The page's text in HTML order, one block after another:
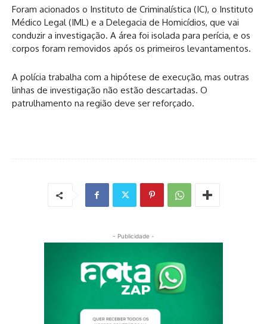
Foram acionados o Instituto de Criminalística (IC), o Instituto
Médico Legal (IML) e a Delegacia de Homicídios, que vai
conduzir a investigação. A área foi isolada para perícia, e os
corpos foram removidos após os primeiros levantamentos.
A polícia trabalha com a hipótese de execução, mas outras
linhas de investigação não estão descartadas. O
patrulhamento na região deve ser reforçado.
- Publicidade -